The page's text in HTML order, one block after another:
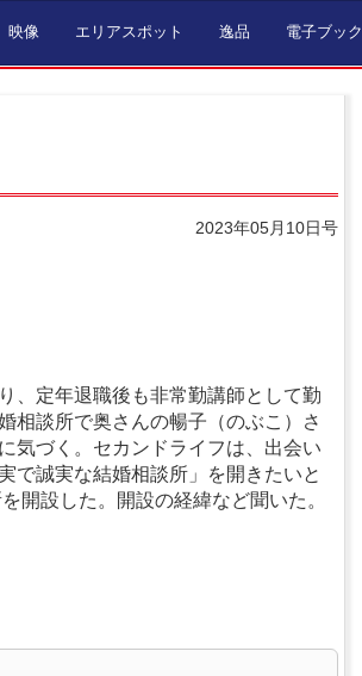
映像 エリアスポット 逸品 電子ブック
2023年05月10日号
、定年退職後も非常勤講師として勤
相談所で奥さんの暢子（のぶこ）さ
気づく。セカンドライフは、出会い
で誠実な結婚相談所」を開きたいと
開設した。開設の経緯など聞いた。